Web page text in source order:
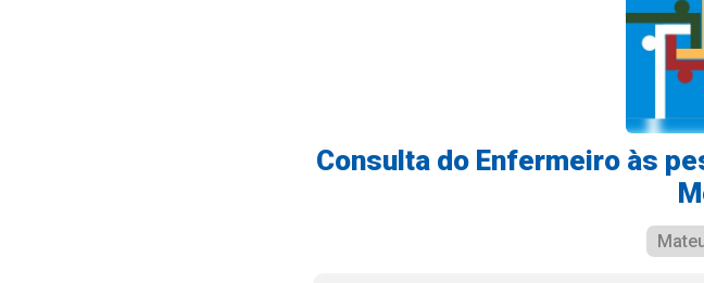
Consulta do Enfermeiro às